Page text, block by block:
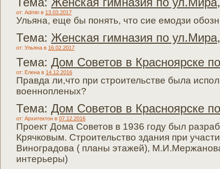
от: Admin в 13.03.2017
Ульяна, еще бы понять, что сие емодзи
Тема: Женская гимназия по
от: Ульяна в 16.02.2017
Тема: Дом Советов в Красноярске
от: Елена в 14.12.2016
Правда ли,что при строительстве была
военнопленых?
Тема: Дом Советов в Красноярске
от: Архитектон в 07.12.2016
Проект Дома Советов в 1936 году был
Крячковым. Строительство здания при
Виноградова ( планы этажей),
интерьеры)